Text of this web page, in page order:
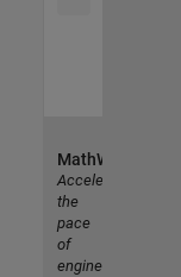
MathWorks
Accelerating
the
pace
of
engineering